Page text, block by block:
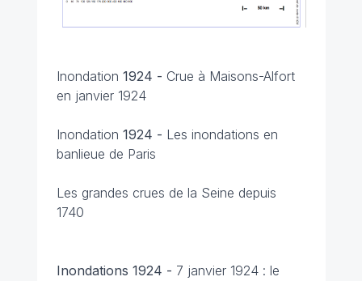
Inondation 1924 - Crue à Maisons-Alfort
en janvier 1924
Inondation 1924 - Les inondations en
banlieue de Paris
Les grandes crues de la Seine depuis
1740
Inondations 1924 - 7 janvier 1924 : le